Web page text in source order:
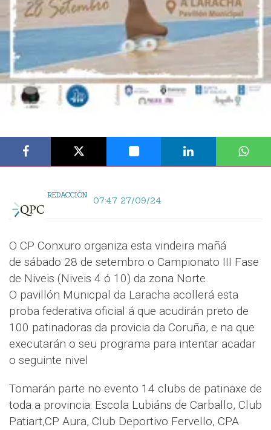
REDACCIÓN 07:47 27/09/24
O CP Conxuro organiza esta vindeira mañá
de sábado 28 de setembro o Campionato III Fase
de Niveis (Niveis 4 ó 10) da zona Norte.
O pavillón Municpal da Laracha acollerá esta
proba federativa oficial á que acudirán preto de
100 patinadoras da provicia da Coruña, e na que
executarán o seu programa para intentar acadar
o seguinte nivel
Tomarán parte no evento 14 clubs de patinaxe de
toda a provincia: Escola Lubiáns de Carballo, Club
Patiart,CP Aura, Club Deportivo Fervello, CPA